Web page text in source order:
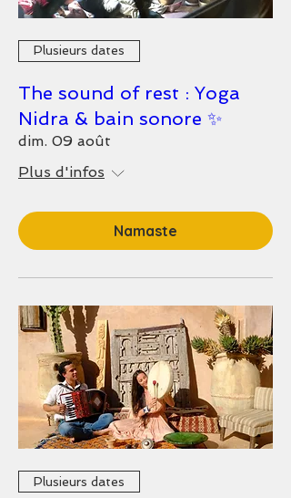
Plusieurs dates
The sound of rest : Yoga
Nidra & bain sonore ✨
dim. 09 août
Plus d'infos
Namaste
Plusieurs dates